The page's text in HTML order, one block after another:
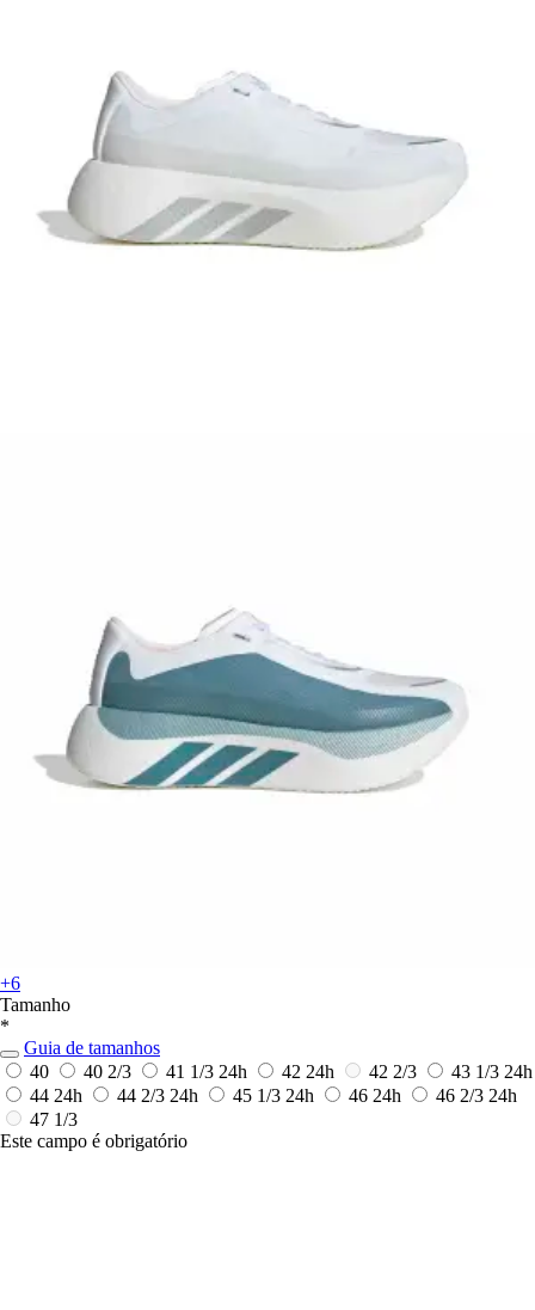
+6
Tamanho
*
Guia de tamanhos
40
40 2/3 41 1/3 24h 42 24h 42 2/3 43 1/3 24h
44 24h 44 2/3 24h 45 1/3 24h 46 24h 46 2/3 24h
47 1/3
Este campo é obrigatório